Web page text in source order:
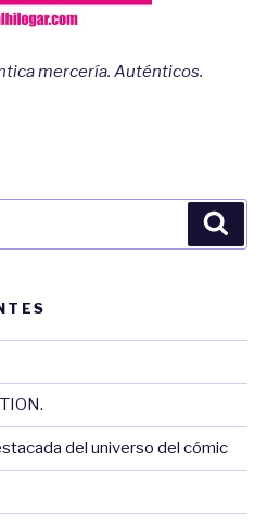
mercería. Auténticos.
del universo del cómic